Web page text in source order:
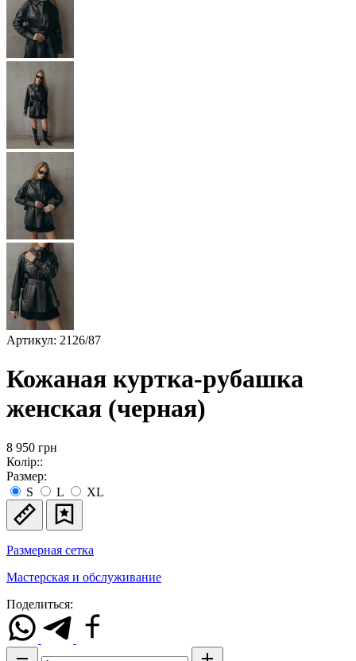
Артикул: 2126/87
Кожаная куртка-рубашка
женская (черная)
8 950 грн
Колір::
Размер:
S
L XL
Размерная сетка
Мастерская и обслуживание
Поделиться: